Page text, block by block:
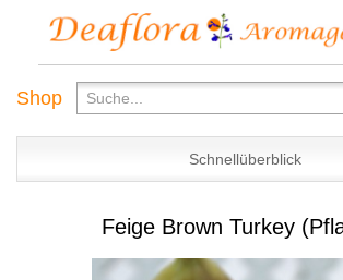
Shop
Schnellüberblick
Feige Brown Turkey